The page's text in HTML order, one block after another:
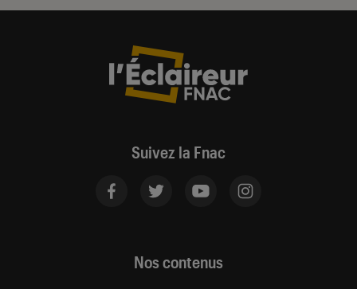
Suivez la Fnac
Nos contenus